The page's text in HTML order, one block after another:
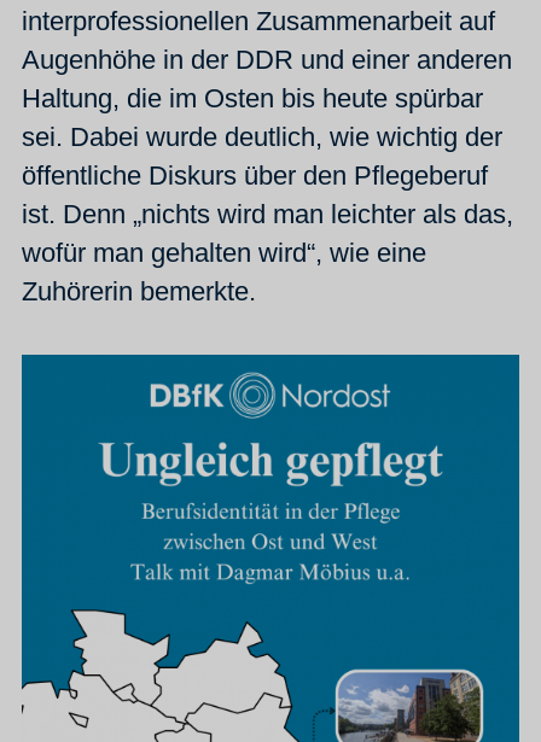
interprofessionellen Zusammenarbeit auf
Augenhöhe in der DDR und einer anderen
Haltung, die im Osten bis heute spürbar
sei. Dabei wurde deutlich, wie wichtig der
öffentliche Diskurs über den Pflegeberuf
ist. Denn „nichts wird man leichter als das,
wofür man gehalten wird“, wie eine
Zuhörerin bemerkte.